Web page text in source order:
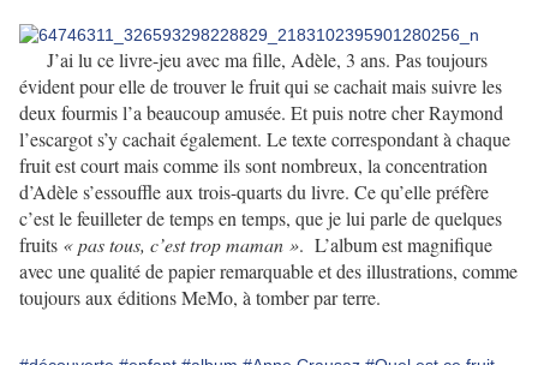
J’ai lu ce livre-jeu avec ma fille, Adèle, 3 ans. Pas toujours
évident pour elle de trouver le fruit qui se cachait mais suivre les
deux fourmis l’a beaucoup amusée. Et puis notre cher Raymond
l’escargot s’y cachait également. Le texte correspondant à chaque
fruit est court mais comme ils sont nombreux, la concentration
d’Adèle s’essouffle aux trois-quarts du livre. Ce qu’elle préfère
c’est le feuilleter de temps en temps, que je lui parle de quelques
fruits « pas tous, c’est trop maman ». L’album est magnifique
avec une qualité de papier remarquable et des illustrations, comme
toujours aux éditions MeMo, à tomber par terre.